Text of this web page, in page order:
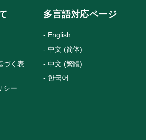
づく表
シー
多言語対応ページ
English
中文 (简体)
中文 (繁體)
한국어